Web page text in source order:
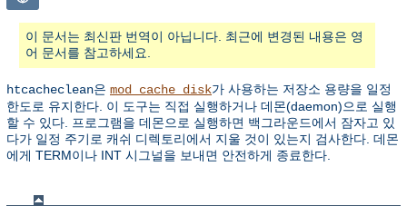
이 문서는 최신판 번역이 아닙니다. 최근에 변경된 내용은 영
어 문서를 참고하세요.
htcacheclean은 mod_cache_disk가 사용하는 저장소 용량을 일정
한도로 유지한다. 이 도구는 직접 실행하거나 데몬(daemon)으로 실행
할 수 있다. 프로그램을 데몬으로 실행하면 백그라운드에서 잠자고 있
다가 일정 주기로 캐쉬 디렉토리에서 지울 것이 있는지 검사한다. 데몬
에게 TERM이나 INT 시그널을 보내면 안전하게 종료한다.